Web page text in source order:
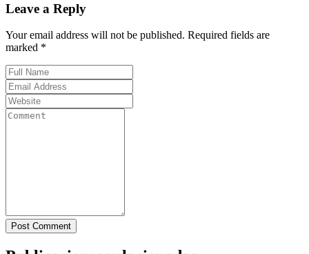
Leave a Reply
Your email address will not be published. Required fields are
marked *
Post Comment